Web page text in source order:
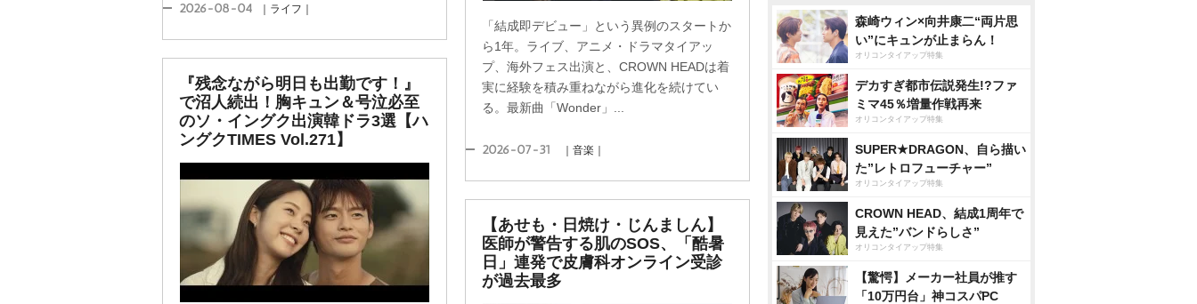
2026-08-04 ｜ライフ｜
「結成即デビュー」という異例のスタートか
ら1年。ライブ、アニメ・ドラマタイアッ
プ、海外フェス出演と、CROWN HEADは着
実に経験を積み重ねながら進化を続けてい
る。最新曲「Wonder」...
2026-07-31 ｜音楽｜
『残念ながら明日も出勤です！』
で沼人続出！胸キュン＆号泣必至
のソ・イングク出演韓ドラ3選【ハ
ングクTIMES Vol.271】
【あせも・日焼け・じんましん】
医師が警告する肌のSOS、「酷暑
日」連発で皮膚科オンライン受診
が過去最多
森崎ウィン×向井康二“両片思
い”にキュンが止まらん！
オリコンタイアップ特集
デカすぎ都市伝説発生!?ファ
ミマ45％増量作戦再来
オリコンタイアップ特集
SUPER★DRAGON、自ら描い
た”レトロフューチャー”
オリコンタイアップ特集
CROWN HEAD、結成1周年で
見えた”バンドらしさ”
オリコンタイアップ特集
【驚愕】メーカー社員が推す
「10万円台」神コスパPC